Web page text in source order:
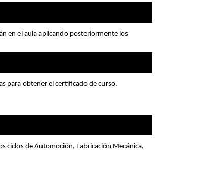
en el aula aplicando posteriormente los
para obtener el certificado de curso.
ciclos de Automoción, Fabricación Mecánica,